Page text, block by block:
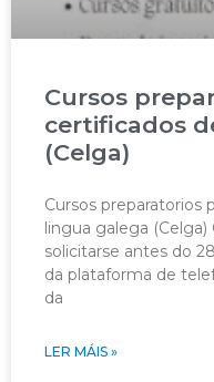
Cursos
certificados
(Celga)
Cursos preparatorios
lingua galega (Celga)
solicitarse antes do
da plataforma de
da
LER MÁIS »